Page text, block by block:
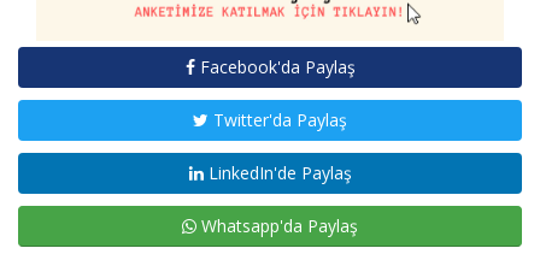
Facebook'da Paylaş
Twitter'da Paylaş
LinkedIn'de Paylaş
Whatsapp'da Paylaş